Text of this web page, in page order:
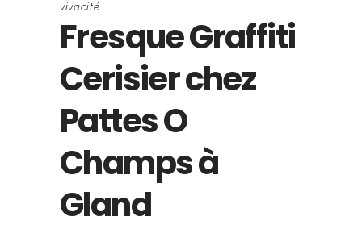
vivacité
Fresque Graffiti
Cerisier chez
Pattes O
Champs à
Gland